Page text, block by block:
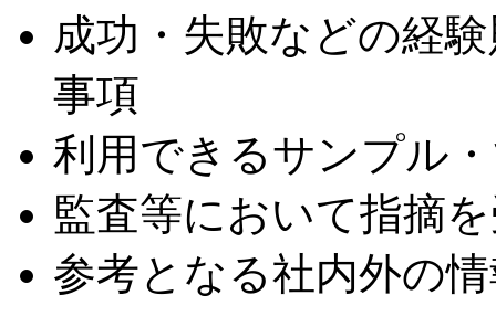
成功・失敗などの経
事項
利用できるサンプル
監査等において指摘
参考となる社内外の